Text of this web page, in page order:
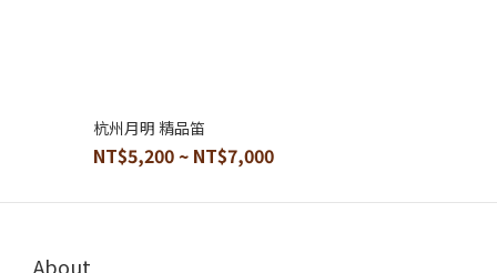
杭州月明 精品笛
NT$5,200 ~ NT$7,000
About